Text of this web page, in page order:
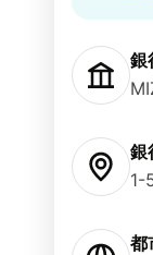
銀
銀
1-
都